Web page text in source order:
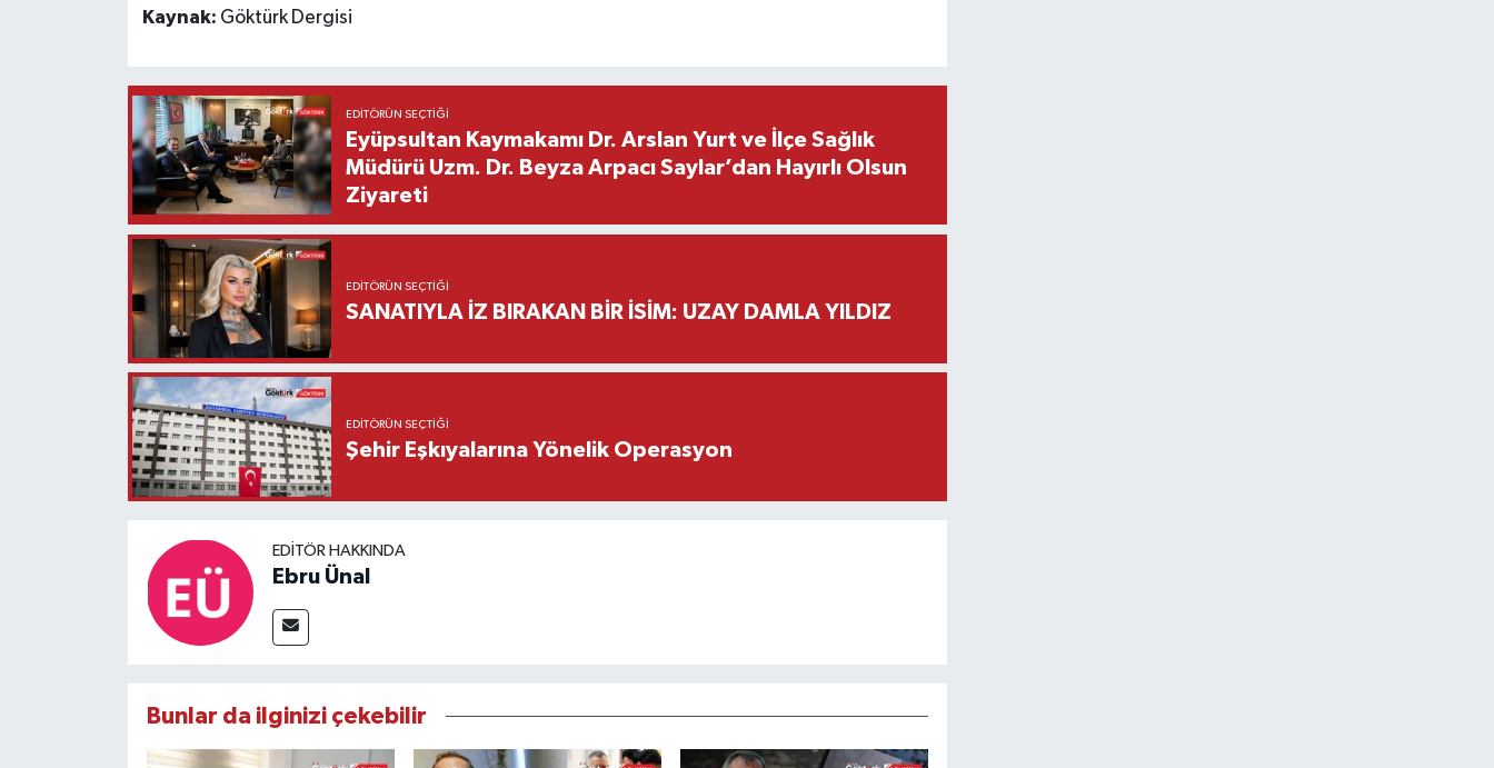
Kaynak: Göktürk Dergisi
EDITÖRÜN SEÇTIĞI
Eyüpsultan Kaymakamı Dr. Arslan Yurt ve İlçe Sağlık
Müdürü Uzm. Dr. Beyza Arpacı Saylar’dan Hayırlı Olsun
Ziyareti
EDITÖRÜN SEÇTIĞI
SANATIYLA İZ BIRAKAN BİR İSİM: UZAY DAMLA YILDIZ
EDITÖRÜN SEÇTIĞI
Şehir Eşkıyalarına Yönelik Operasyon
EDITÖR HAKKINDA
Ebru Ünal
Bunlar da ilginizi çekebilir